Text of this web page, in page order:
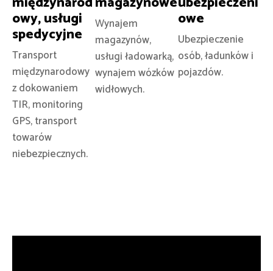
owy, usługi
spedycyjne
Transport
międzynarodowy
z dokowaniem
TIR, monitoring
GPS, transport
towarów
niebezpiecznych.
Wynajem
magazynów,
usługi ładowarką,
wynajem wózków
widłowych.
owe
Ubezpieczenie
osób, ładunków i
pojazdów.